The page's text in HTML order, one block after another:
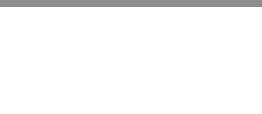
Mensagem para Exportpages